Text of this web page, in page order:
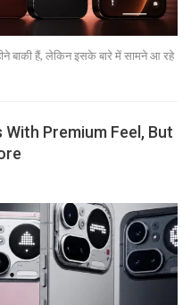
बाकी हैं, लेकिन इसके बारे में सामने आ रहे
Premium Feel, But